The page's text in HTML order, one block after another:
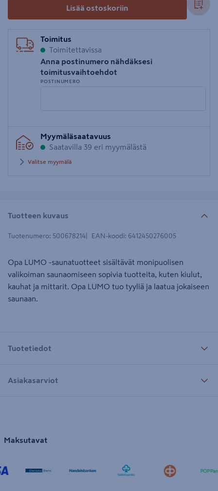
Lisää ostoskoriin
Toimitus
Toimitettavissa
Anna postinumero nähdäksesi
toimitusvaihtoehdot
POSTINUMERO
postinumero
Myymäläsaatavuus
Saatavilla 39 eri myymälästä
Valitse myymälä
Tuotteen kuvaus
Tuotenumero: 500678214 EAN-koodi: 6412450276005
Opa LUMO -saunatuotteet sisältävät monipuolisen
valikoiman saunaomiseen sopivia tuotteita, kuten kiulut,
kauhat ja mittarit. Opa LUMO tuo tyyliä ja laatua jokaiseen
saunaan.
Tuotetiedot
Asiakasarviot
Maksutavat